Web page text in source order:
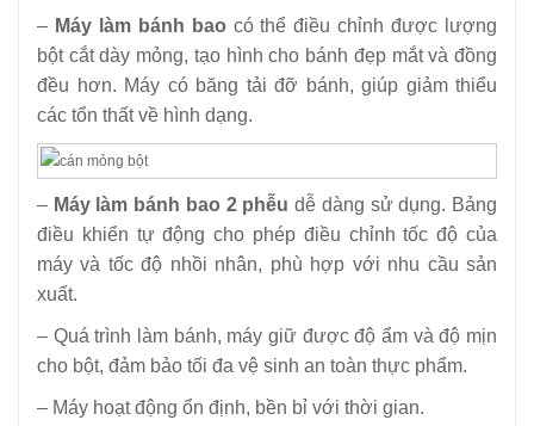
– Máy làm bánh bao có thể điều chỉnh được lượng
bột cắt dày mỏng, tạo hình cho bánh đẹp mắt và đồng
đều hơn. Máy có băng tải đỡ bánh, giúp giảm thiểu
các tổn thất về hình dạng.
– Máy làm bánh bao 2 phễu dễ dàng sử dụng. Bảng
điều khiển tự động cho phép điều chỉnh tốc độ của
máy và tốc độ nhồi nhân, phù hợp với nhu cầu sản
xuất.
– Quá trình làm bánh, máy giữ được độ ẩm và độ mịn
cho bột, đảm bảo tối đa vệ sinh an toàn thực phẩm.
– Máy hoạt động ổn định, bền bỉ với thời gian.